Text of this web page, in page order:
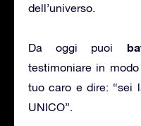
dell’universo.
Da oggi puoi
testimoniare in
tuo caro e dire: “sei
UNICO”.